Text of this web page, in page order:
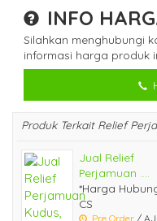
INFO
Silahkan menghubungi
informasi harga produk
Produk Terkait Relief
Jual Relief
Perjamuan ....
*Harga
CS
Pre Order /